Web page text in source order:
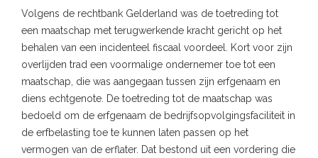
Volgens de rechtbank Gelderland was de toetreding tot
een maatschap met terugwerkende kracht gericht op het
behalen van een incidenteel fiscaal voordeel. Kort voor zijn
overlijden trad een voormalige ondernemer toe tot een
maatschap, die was aangegaan tussen zijn erfgenaam en
diens echtgenote. De toetreding tot de maatschap was
bedoeld om de erfgenaam de bedrijfsopvolgingsfaciliteit in
de erfbelasting toe te kunnen laten passen op het
vermogen van de erflater. Dat bestond uit een vordering die